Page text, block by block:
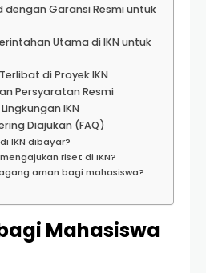
dengan Garansi Resmi untuk
Utama di IKN untuk
di Proyek IKN
Persyaratan Resmi
IKN
Diajukan (FAQ)
IKN dibayar?
riset di IKN?
aman bagi mahasiswa?
Mahasiswa